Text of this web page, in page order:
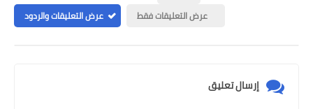
عرض التعليقات فقط
عرض التعليقات والردود
إرسال تعليق